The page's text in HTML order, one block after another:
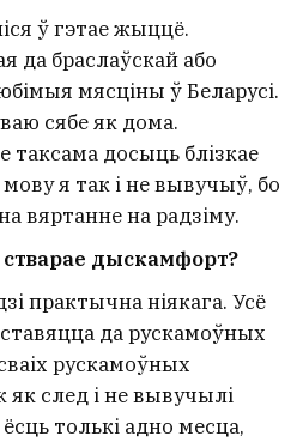
ў гэтае жыццё.
да браслаўскай або
мясціны ў Беларусі.
сябе як дома.
таксама досыць блізкае
я так і не вывучыў, бо
вяртанне на радзіму.
дыскамфорт?
практычна ніякага. Усё
да рускамоўных
рускамоўных
як след і не вывучылі
толькі адно месца,